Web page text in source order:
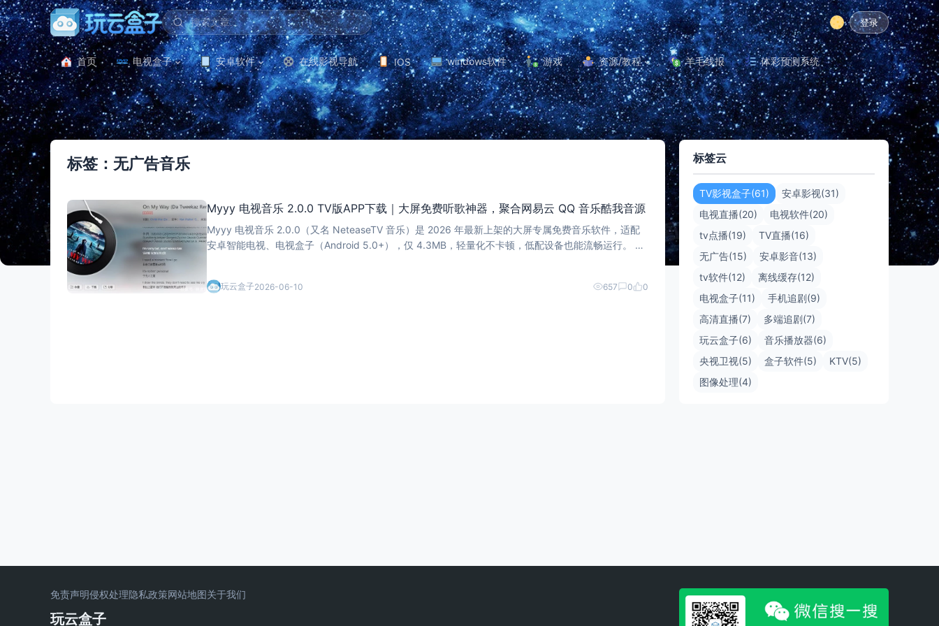
登录
首页 电视盒子 安卓软件 在线影视导航 IOS windows软件 游戏 资源/教程 羊毛线报 体彩预测系统
标签：无广告音乐
Myyy 电视音乐 2.0.0 TV版APP下载｜大屏免费听歌神器，聚合网易云 QQ 音乐酷我音源
Myyy 电视音乐 2.0.0（又名 NeteaseTV 音乐）是 2026 年最新上架的大屏专属免费音乐软件，适配
安卓智能电视、电视盒子（Android 5.0+），仅 4.3MB，轻量化不卡顿，低配设备也能流畅运行。 M
玩云盒子2026-06-10 657 0 0
标签云
TV影视盒子(61)
安卓影视(31)
电视直播(20)
电视软件(20)
tv点播(19)
TV直播(16)
无广告(15)
安卓影音(13)
tv软件(12)
离线缓存(12)
电视盒子(11)
手机追剧(9)
高清直播(7)
多端追剧(7)
玩云盒子(6)
音乐播放器(6)
央视卫视(5)
盒子软件(5)
KTV(5)
图像处理(4)
免责声明侵权处理隐私政策网站地图关于我们
玩云盒子